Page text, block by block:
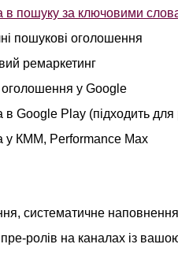
в пошуку за ключовими
пошукові оголошення
ремаркетинг
оголошення у Google
в Google Play (підходить для
у КММ, Performance Max
систематичне
пре-ролів на каналах із